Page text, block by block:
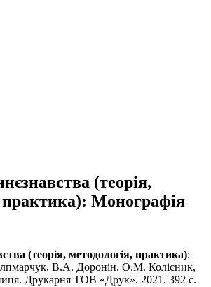
(теорія,
практика): Монографія
(теорія, методологія, практика):
В.А. Доронін, О.М. Колісник,
Друкарня ТОВ «Друк». 2021. 392 с.